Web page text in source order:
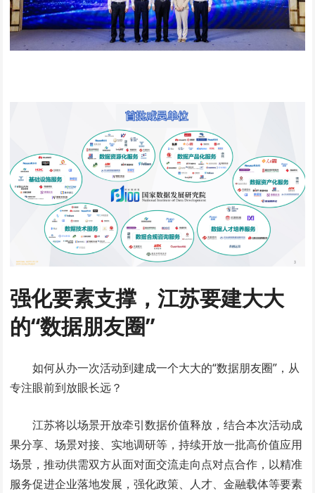
强化要素支撑，江苏要建大大
的“数据朋友圈”
如何从办一次活动到建成一个大大的“数据朋友圈”，从
专注眼前到放眼长远？
江苏将以场景开放牵引数据价值释放，结合本次活动成
果分享、场景对接、实地调研等，持续开放一批高价值应用
场景，推动供需双方从面对面交流走向点对点合作，以精准
服务促进企业落地发展，强化政策、人才、金融载体等要素